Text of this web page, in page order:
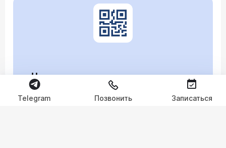
Независимая оценка качества
Перейти
Telegram Позвонить Записаться